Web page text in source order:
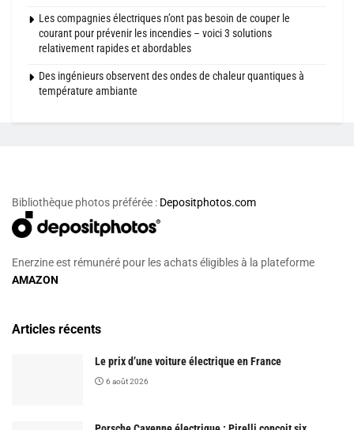
Les compagnies électriques n’ont pas besoin de couper le
courant pour prévenir les incendies – voici 3 solutions
relativement rapides et abordables
Des ingénieurs observent des ondes de chaleur quantiques à
température ambiante
Bibliothèque photos préférée : Depositphotos.com
Enerzine est rémunéré pour les achats éligibles à la plateforme
AMAZON
Articles récents
Le prix d’une voiture électrique en France
6 août 2026